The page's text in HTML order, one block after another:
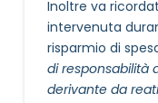
Inoltre va
intervenuta
risparmio di
di responsabilità
derivante da